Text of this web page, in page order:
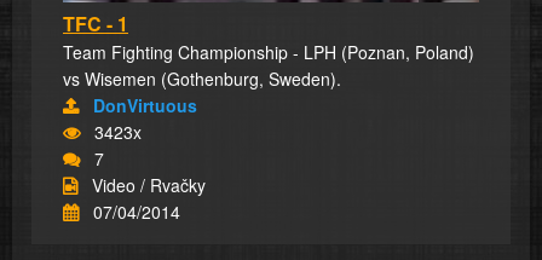
TFC - 1
Team Fighting Championship - LPH (Poznan, Poland)
vs Wisemen (Gothenburg, Sweden).
DonVirtuous
3423x
7
Video / Rvačky
07/04/2014